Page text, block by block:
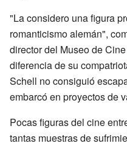
"La considero una figura
romanticismo alemán",
director del Museo de
diferencia de su
Schell no consiguió
embarcó en proyectos de
Pocas figuras del cine
tantas muestras de